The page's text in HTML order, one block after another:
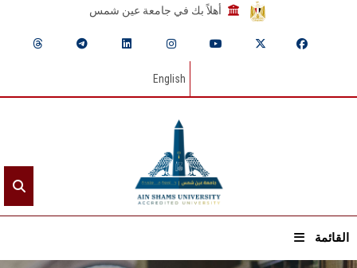
أهلاً بك في جامعة عين شمس
English
القائمة